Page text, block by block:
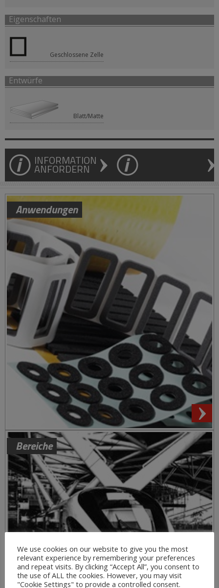
Eigenschaften
Geschlossene Zelle
Entwürfe
Blatt/Matte
INFORMATION
ANFORDERN
Anwendungen
Bereiche
We use cookies on our website to give you the most
relevant experience by remembering your preferences
and repeat visits. By clicking “Accept All”, you consent to
the use of ALL the cookies. However, you may visit
"Cookie Settings" to provide a controlled consent.